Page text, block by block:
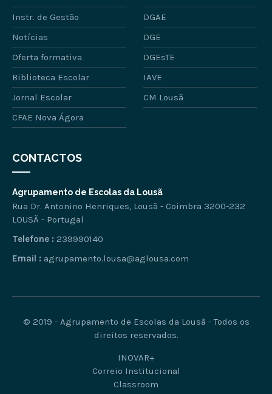
Instr. de Gestão
DGAE
Notícias
DGE
Oferta formativa
DGEsTE
Biblioteca Escolar
IAVE
Jornal Escolar
CM Lousã
CFAE Nova Ágora
CONTACTOS
Agrupamento de Escolas da Lousã
Rua Dr. Antonino Henriques, Lousã - Coimbra 3200-232
LOUSÃ - Portugal
Telefone : 239990140
Email : agrupamento.lousa@aglousa.com
© 2019 - Agrupamento de Escolas da Lousã - Todos os
direitos reservados.
INOVAR+
Correio Institucional
Classroom